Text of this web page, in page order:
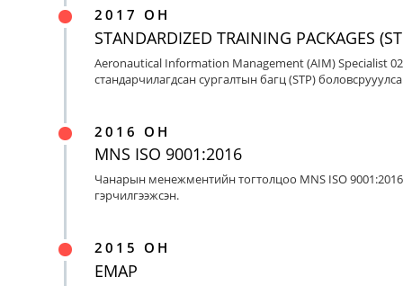
2017 ОН
STANDARDIZED TRAINING PACKAGES
Aeronautical Information Management (AIM) Specialist
стандарчилагдсан сургалтын багц (STP)
2016 ОН
MNS ISO 9001:2016
Чанарын менежментийн тогтолцоо MNS ISO
гэрчилгээжсэн.
2015 ОН
EMAP